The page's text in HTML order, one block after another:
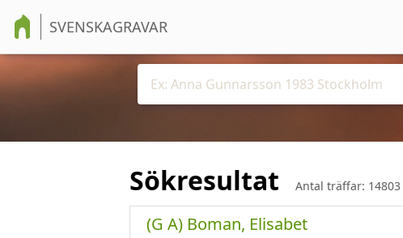
SVENSKAGRAVAR
Sökresultat Antal träffar: 14803
(G A) Boman, Elisabet